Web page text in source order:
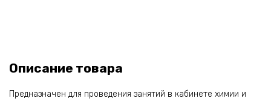
Описание товара
Предназначен для проведения занятий в кабинете химии и